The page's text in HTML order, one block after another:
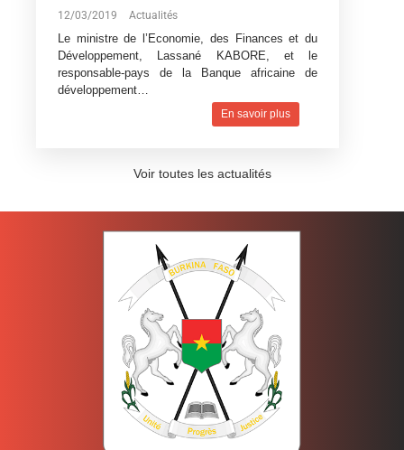
12/03/2019 Actualités
Le ministre de l’Economie, des Finances et du
Développement, Lassané KABORE, et le
responsable-pays de la Banque africaine de
développement…
En savoir plus
Voir toutes les actualités